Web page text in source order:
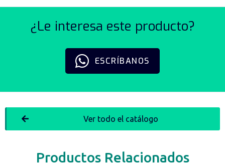
¿Le interesa este producto?
ESCRÍBANOS
Productos Relacionados
Ver todo el catálogo